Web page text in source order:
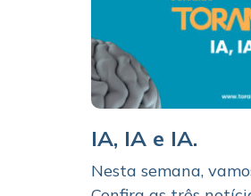
IA, IA e IA.
Nesta semana,